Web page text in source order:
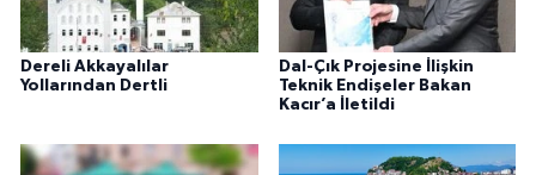
Dereli Akkayalılar
Yollarından Dertli
Dal-Çık Projesine İlişkin
Teknik Endişeler Bakan
Kacır’a İletildi